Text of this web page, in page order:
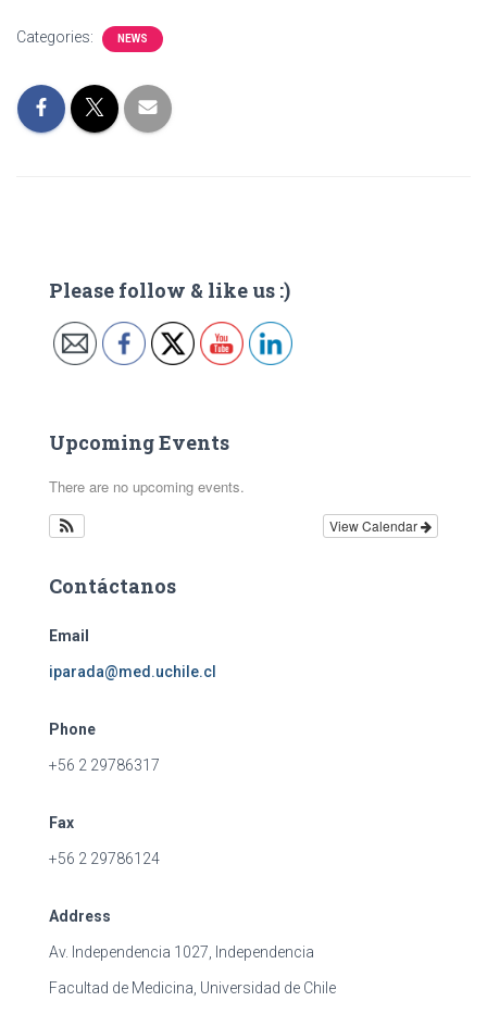
Categories: NEWS
Please follow & like us :)
Upcoming Events
There are no upcoming events.
View Calendar
Contáctanos
Email
iparada@med.uchile.cl
Phone
+56 2 29786317
Fax
+56 2 29786124
Address
Av. Independencia 1027, Independencia
Facultad de Medicina, Universidad de Chile